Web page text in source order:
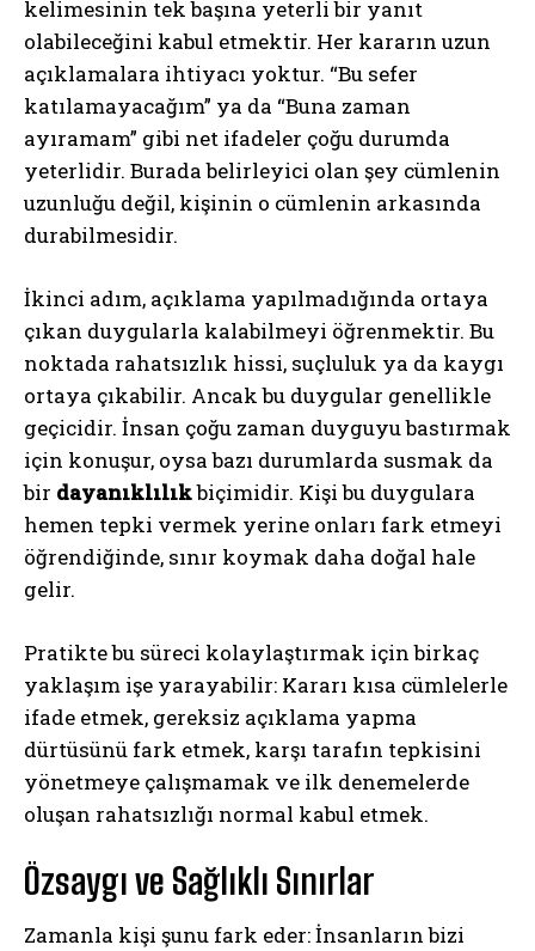
kelimesinin tek başına yeterli bir yanıt
olabileceğini kabul etmektir. Her kararın uzun
açıklamalara ihtiyacı yoktur. “Bu sefer
katılamayacağım” ya da “Buna zaman
ayıramam” gibi net ifadeler çoğu durumda
yeterlidir. Burada belirleyici olan şey cümlenin
uzunluğu değil, kişinin o cümlenin arkasında
durabilmesidir.
İkinci adım, açıklama yapılmadığında ortaya
çıkan duygularla kalabilmeyi öğrenmektir. Bu
noktada rahatsızlık hissi, suçluluk ya da kaygı
ortaya çıkabilir. Ancak bu duygular genellikle
geçicidir. İnsan çoğu zaman duyguyu bastırmak
için konuşur, oysa bazı durumlarda susmak da
bir dayanıklılıkbiçimidir. Kişi bu duygulara
hemen tepki vermek yerine onları fark etmeyi
öğrendiğinde, sınır koymak daha doğal hale
gelir.
Pratikte bu süreci kolaylaştırmak için birkaç
yaklaşım işe yarayabilir: Kararı kısa cümlelerle
ifade etmek, gereksiz açıklama yapma
dürtüsünü fark etmek, karşı tarafın tepkisini
yönetmeye çalışmamak ve ilk denemelerde
oluşan rahatsızlığı normal kabul etmek.
Özsaygı ve Sağlıklı Sınırlar
Zamanla kişi şunu fark eder: İnsanların bizi